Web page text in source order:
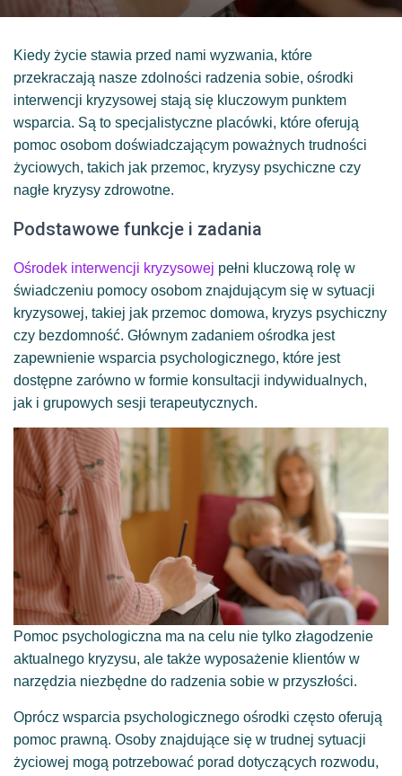
Kiedy życie stawia przed nami wyzwania, które
przekraczają nasze zdolności radzenia sobie, ośrodki
interwencji kryzysowej stają się kluczowym punktem
wsparcia. Są to specjalistyczne placówki, które oferują
pomoc osobom doświadczającym poważnych trudności
życiowych, takich jak przemoc, kryzysy psychiczne czy
nagłe kryzysy zdrowotne.
Podstawowe funkcje i zadania
Ośrodek interwencji kryzysowej pełni kluczową rolę w
świadczeniu pomocy osobom znajdującym się w sytuacji
kryzysowej, takiej jak przemoc domowa, kryzys psychiczny
czy bezdomność. Głównym zadaniem ośrodka jest
zapewnienie wsparcia psychologicznego, które jest
dostępne zarówno w formie konsultacji indywidualnych,
jak i grupowych sesji terapeutycznych.
Pomoc psychologiczna ma na celu nie tylko złagodzenie
aktualnego kryzysu, ale także wyposażenie klientów w
narzędzia niezbędne do radzenia sobie w przyszłości.
Oprócz wsparcia psychologicznego ośrodki często oferują
pomoc prawną. Osoby znajdujące się w trudnej sytuacji
życiowej mogą potrzebować porad dotyczących rozwodu,